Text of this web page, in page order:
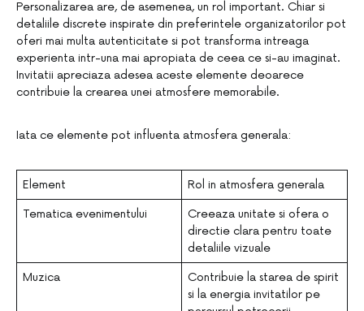
Personalizarea are, de asemenea, un rol important. Chiar si
detaliile discrete inspirate din preferintele organizatorilor pot
oferi mai multa autenticitate si pot transforma intreaga
experienta intr-una mai apropiata de ceea ce si-au imaginat.
Invitatii apreciaza adesea aceste elemente deoarece
contribuie la crearea unei atmosfere memorabile.
Iata ce elemente pot influenta atmosfera generala:
Element Rol in atmosfera generala
Tematica evenimentului
Creeaza unitate si ofera o
directie clara pentru toate
detaliile vizuale
Muzica
Contribuie la starea de spirit
si la energia invitatilor pe